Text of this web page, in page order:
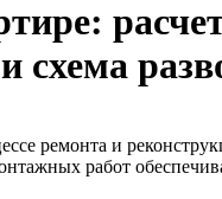
схема
ремонта и
работ